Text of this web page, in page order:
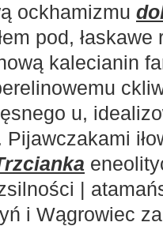
ockhamizmu
pod,
kalecianin
u,
Pijawczakami
|
i Wągrowiec